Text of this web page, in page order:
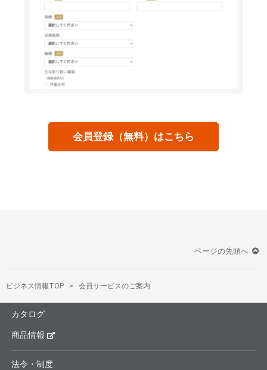
会員登録（無料）はこちら
ページの先頭へ
ビジネス情報TOP 会員サービスのご案内
カタログ
商品情報
法令・制度